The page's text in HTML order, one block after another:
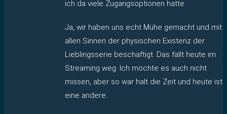
ich da viele Zugangsoptionen hatte.
Ja, wir haben uns echt Mühe gemacht und mit
allen Sinnen der physischen Existenz der
Lieblingsserie beschäftigt. Das fällt heute im
Streaming weg. Ich möchte es auch nicht
missen, aber so war halt die Zeit und heute ist
eine andere.